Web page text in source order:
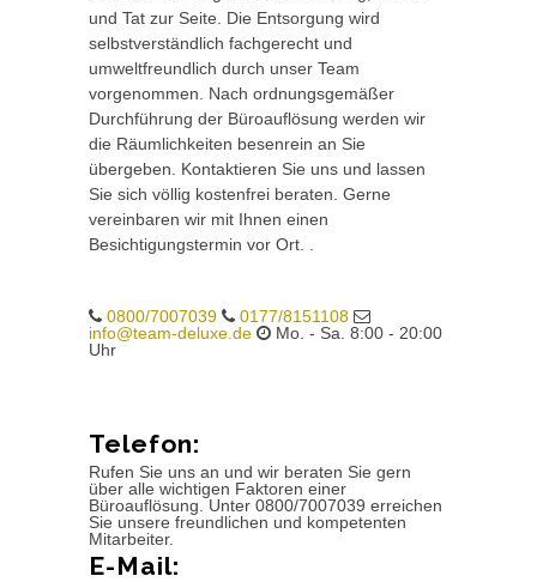
und Tat zur Seite. Die Entsorgung wird
selbstverständlich fachgerecht und
umweltfreundlich durch unser Team
vorgenommen. Nach ordnungsgemäßer
Durchführung der Büroauflösung werden wir
die Räumlichkeiten besenrein an Sie
übergeben. Kontaktieren Sie uns und lassen
Sie sich völlig kostenfrei beraten. Gerne
vereinbaren wir mit Ihnen einen
Besichtigungstermin vor Ort. .
0800/7007039
0177/8151108
info@team-deluxe.de
Mo. - Sa. 8:00 - 20:00
Uhr
Telefon:
Rufen Sie uns an und wir beraten Sie gern
über alle wichtigen Faktoren einer
Büroauflösung. Unter 0800/7007039 erreichen
Sie unsere freundlichen und kompetenten
Mitarbeiter.
E-Mail: